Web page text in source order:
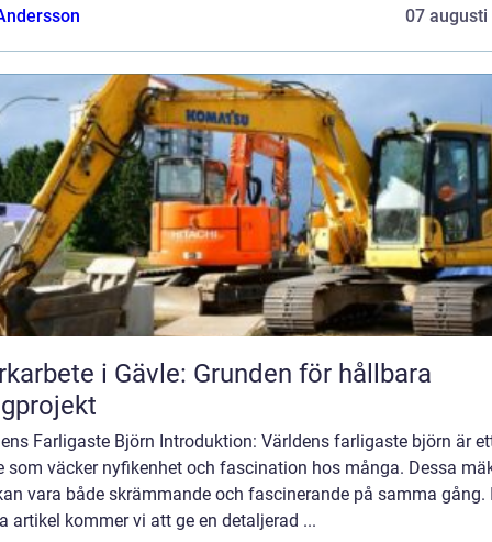
07 augusti
i Gävle: Grunden för hållbara
Farligaste Björn Introduktion: Världens farligaste björn är
som väcker nyfikenhet och fascination hos många. Dessa
vara både skrämmande och fascinerande på samma gång.
artikel kommer vi att ge en detaljerad ...